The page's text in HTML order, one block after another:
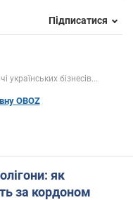
Підписатися
українських бізнесів...
OBOZ
як
за кордоном